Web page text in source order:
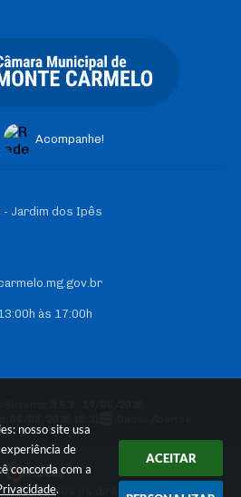
nosso site usa
de
concorda com a
.
ACEITAR
Acompanhe!
- Jardim dos Ipês
às 17:00h
Todos os direitos reservados -